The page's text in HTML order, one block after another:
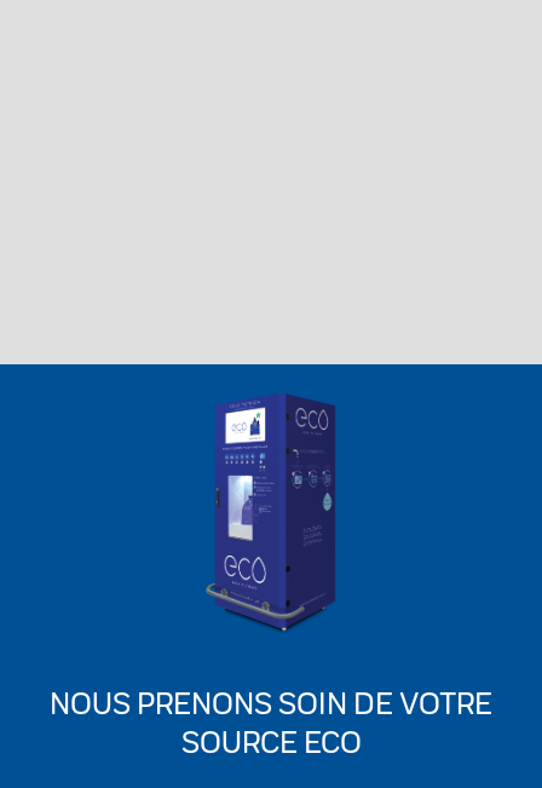
NOUS PRENONS SOIN DE VOTRE
SOURCE ECO